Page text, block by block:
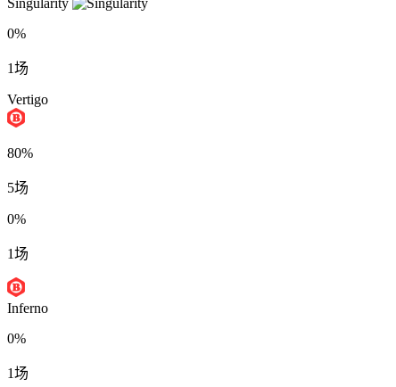
Singularity
0%
1场
Vertigo
80%
5场
0%
1场
Inferno
0%
1场